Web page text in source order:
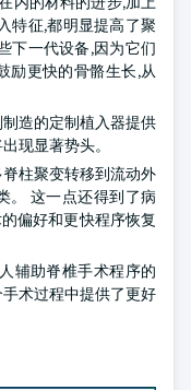
特征,都明显提高了聚
下一代设备,因为它们
励更快的骨骼生长,从
造的定制植入器提供
现显著势头。
柱聚变转移到流动外
。 这一点还得到了病
偏好和更快程序恢复
辅助脊椎手术程序的
术过程中提供了更好